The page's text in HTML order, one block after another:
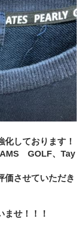
しております！
　GOLF、Tay
価させていただき
せ！！！